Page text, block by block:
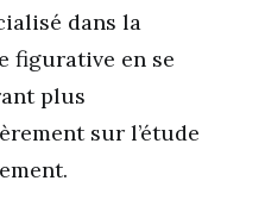
dans la
figurative en se
plus
sur l’étude